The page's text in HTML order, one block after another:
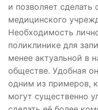
и позволяет
медицинского
Необходимость
поликлинике для
менее актуальной в
обществе. Удобная
одним из примеров,
могут существенно